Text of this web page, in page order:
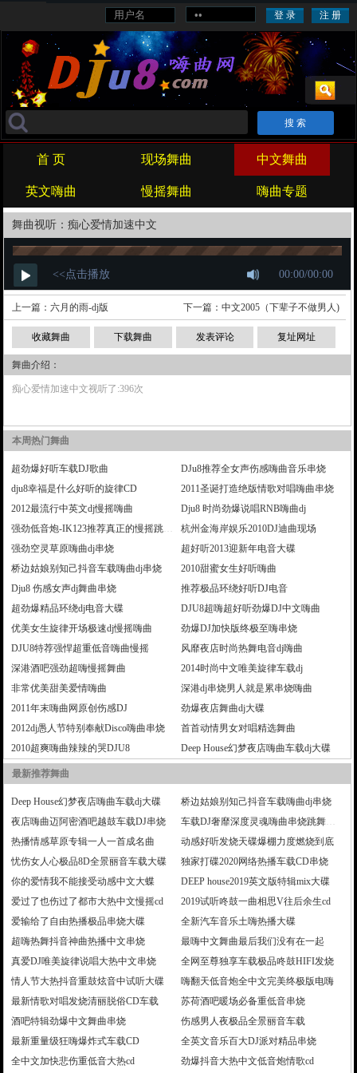
首 页 现场舞曲 中文舞曲
英文嗨曲 慢摇舞曲 嗨曲专题
舞曲视听：痴心爱情加速中文
上一篇：六月的雨-dj版 下一篇： 中文2005（下辈子不做男人)
收藏舞曲 下载舞曲 发表评论 复址网址
舞曲介绍：
痴心爱情加速中文视听了:396次
本周热门舞曲
超劲爆好听车载DJ歌曲
DJu8推荐全女声伤感嗨曲音乐串烧
dju8幸福是什么好听的旋律CD
2011圣诞打造绝版情歌对唱嗨曲串烧
2012最流行中英文dj慢摇嗨曲
Dju8 时尚劲爆说唱RNB嗨曲dj
强劲低音炮-IK123推荐真正的慢摇跳舞大碟
杭州金海岸娱乐2010DJ迪曲现场
强劲空灵草原嗨曲dj串烧
超好听2013迎新年电音大碟
桥边姑娘别知己抖音车载嗨曲dj串烧
2010甜蜜女生好听嗨曲
Dju8 伤感女声dj舞曲串烧
推荐极品环绕好听DJ电音
超劲爆精品环绕dj电音大碟
DJU8超嗨超好听劲爆DJ中文嗨曲
优美女生旋律开场极速dj慢摇嗨曲
劲爆DJ加快版终极至嗨串烧
DJU8特荐强悍超重低音嗨曲慢摇
风靡夜店时尚热舞电音dj嗨曲
深港酒吧强劲超嗨慢摇舞曲
2014时尚中文唯美旋律车载dj
非常优美甜美爱情嗨曲
深港dj串烧男人就是累串烧嗨曲
2011年末嗨曲网原创伤感DJ
劲爆夜店舞曲dj大碟
2012dj愚人节特别奉献Disco嗨曲串烧
首首动情男女对唱精选舞曲
2010超爽嗨曲辣辣的哭DJU8
Deep House幻梦夜店嗨曲车载dj大碟
最新推荐舞曲
Deep House幻梦夜店嗨曲车载dj大碟
桥边姑娘别知己抖音车载嗨曲dj串烧
夜店嗨曲迈阿密酒吧越鼓车载DJ串烧
车载DJ奢靡深度灵魂嗨曲串烧跳舞大碟
热播情感草原专辑一人一首成名曲
动感好听发烧天碟爆棚力度燃烧到底
忧伤女人心极品8D全景丽音车载大碟
独家打碟2020网络热播车载CD串烧
你的爱情我不能接受动感中文大蝶
DEEP house2019英文版特辑mix大碟
爱过了也伤过了都市大热中文慢摇cd
2019试听咚鼓一曲相思V往后余生cd
爱输给了自由热播极品串烧大碟
全新汽车音乐土嗨热播大碟
超嗨热舞抖音神曲热播中文串烧
最嗨中文舞曲最后我们没有在一起
真爱DJ唯美旋律说唱大热中文串烧
全网至尊独享车载极品咚鼓HIFI发烧
情人节大热抖音重鼓炫音中试听大碟
嗨翻天低音炮全中文完美终极版电嗨
最新情歌对唱发烧清丽脱俗CD车载
苏荷酒吧暖场必备重低音串烧
酒吧特辑劲爆中文舞曲串烧
伤感男人夜极品全景丽音车载
最新重量级狂嗨爆炸式车载CD
全英文音乐百大DJ派对精品串烧
全中文加快悲伤重低音大热cd
劲爆抖音大热中文低音炮情歌cd